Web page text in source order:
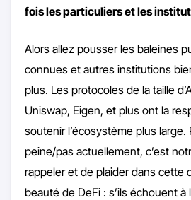
fois les particuliers et les
Alors allez pousser les baleines
connues et autres institutions
plus. Les protocoles de la taille
Uniswap, Eigen, et plus ont la
soutenir l’écosystème plus large.
peine/pas actuellement, c’est
rappeler et de plaider dans cette
beauté de DeFi : s’ils échouent à